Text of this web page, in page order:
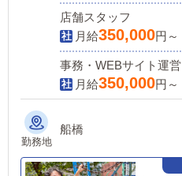
店舗スタッフ
月給350,000円～
事務・WEBサイト運営
月給350,000円～
勤務地
船橋